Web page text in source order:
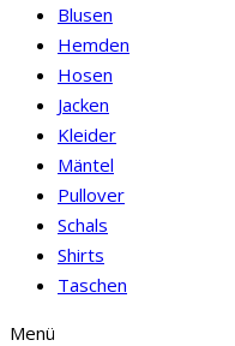
Blusen
Hemden
Hosen
Jacken
Kleider
Mäntel
Pullover
Schals
Shirts
Taschen
Menü